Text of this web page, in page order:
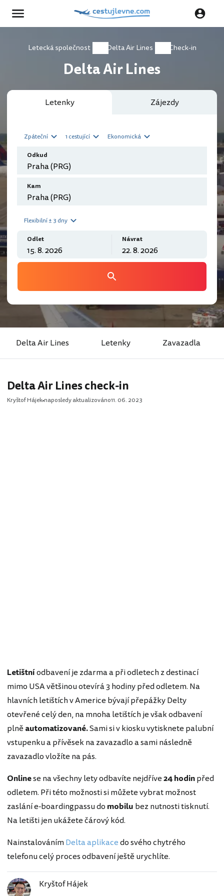
Letecká společnost Delta Air Lines Check-in
Delta Air Lines
Letenky Zájezdy
Zpáteční 1 cestující Ekonomická
Odkud
Kam
Flexibilní ± 3 dny
Odlet Návrat
Delta Air Lines Letenky Zavazadla
Delta Air Lines check-in
Kryštof Hájek naposledy aktualizováno11. 06. 2023
Letištníodbavení je zdarma a při odletech z destinací
mimo USA většinou otevírá 3 hodiny před odletem. Na
hlavních letištích v Americe bývají přepážky Delty
otevřené celý den, na mnoha letištích je však odbavení
plně automatizované.Sami si v kiosku vytisknete palubní
vstupenku a přívěsek na zavazadlo a sami následně
zavazadlo vložíte na pás.
Onlinese na všechny lety odbavíte nejdříve24 hodinpřed
odletem. Při této možnosti si můžete vybrat možnost
zaslání e-boardingpassu do mobilu bez nutnosti tisknutí.
Na letišti jen ukážete čárový kód.
NainstalovánímDelta aplikacedo svého chytrého
telefonu celý proces odbavení ještě urychlíte.
Kryštof Hájek